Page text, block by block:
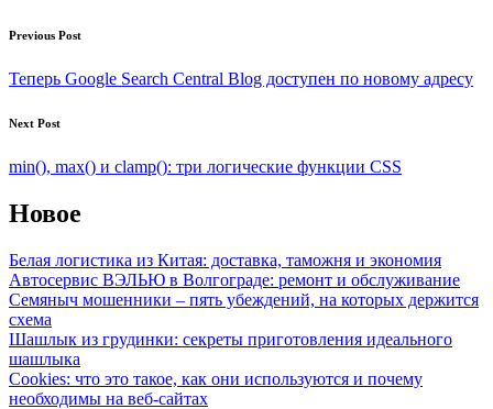
Post
navigation
Previous Post
Теперь Google Search Central Blog доступен по новому адресу
Next Post
min(), max() и clamp(): три логические функции CSS
Новое
Белая логистика из Китая: доставка, таможня и экономия
Автосервис ВЭЛЬЮ в Волгограде: ремонт и обслуживание
Семяныч мошенники – пять убеждений, на которых держится
схема
Шашлык из грудинки: секреты приготовления идеального
шашлыка
Cookies: что это такое, как они используются и почему
необходимы на веб-сайтах